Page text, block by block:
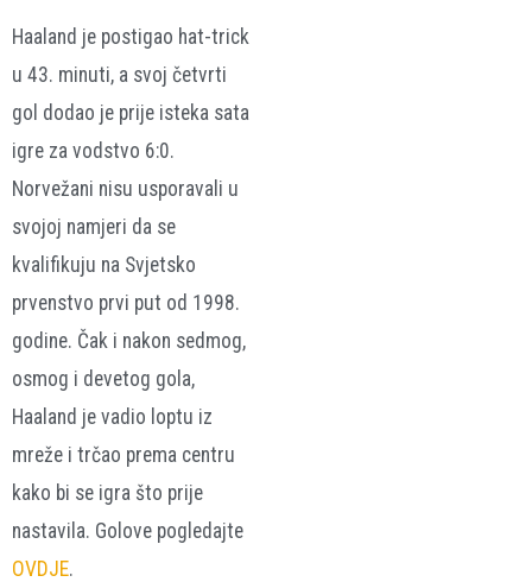
Haaland je postigao hat-trick
u 43. minuti, a svoj četvrti
gol dodao je prije isteka sata
igre za vodstvo 6:0.
Norvežani nisu usporavali u
svojoj namjeri da se
kvalifikuju na Svjetsko
prvenstvo prvi put od 1998.
godine. Čak i nakon sedmog,
osmog i devetog gola,
Haaland je vadio loptu iz
mreže i trčao prema centru
kako bi se igra što prije
nastavila. Golove pogledajte
OVDJE.